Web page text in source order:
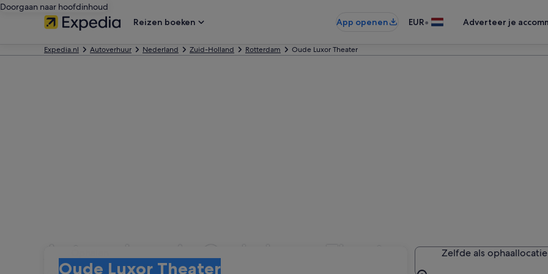
Doorgaan naar hoofdinhoud
Reizen boeken
App openen EUR• Adverteer je
Expedia.nl Autoverhuur Nederland Zuid-Holland Rotterdam Oude Luxor Theater
Autoverhuur in Oude Luxor Theater
Oude Luxor Theater
Zelfde als ophaallocatie